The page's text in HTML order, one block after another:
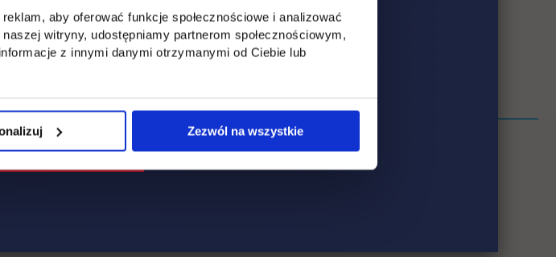
aby oferować funkcje społecznościowe i analizować
witryny, udostępniamy partnerom społecznościowym,
z innymi danymi otrzymanymi od Ciebie lub
Zezwól na wszystkie